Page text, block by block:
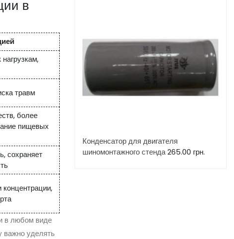
в
травм
более
пищевых
сохраняет
в любом виде
важно уделять
Конденсатор для двигателя
шиномонтажного стенда 265.00 грн.